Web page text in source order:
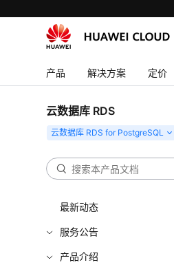
产品 解决方案 定价
云数据库 RDS
最新动态
服务公告
产品介绍